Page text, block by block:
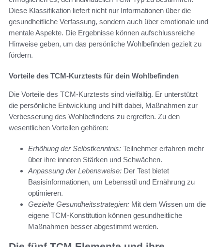
Diese Klassifikation liefert nicht nur Informationen über die
gesundheitliche Verfassung, sondern auch über emotionale und
mentale Aspekte. Die Ergebnisse können aufschlussreiche
Hinweise geben, um das persönliche Wohlbefinden gezielt zu
fördern.
Vorteile des TCM-Kurztests für dein Wohlbefinden
Die Vorteile des TCM-Kurztests sind vielfältig. Er unterstützt
die persönliche Entwicklung und hilft dabei, Maßnahmen zur
Verbesserung des Wohlbefindens zu ergreifen. Zu den
wesentlichen Vorteilen gehören:
Erhöhung der Selbstkenntnis: Teilnehmer erfahren mehr
über ihre inneren Stärken und Schwächen.
Anpassung der Lebensweise: Der Test bietet
Basisinformationen, um Lebensstil und Ernährung zu
optimieren.
Gezielte Gesundheitsstrategien: Mit dem Wissen um die
eigene TCM-Konstitution können gesundheitliche
Maßnahmen besser abgestimmt werden.